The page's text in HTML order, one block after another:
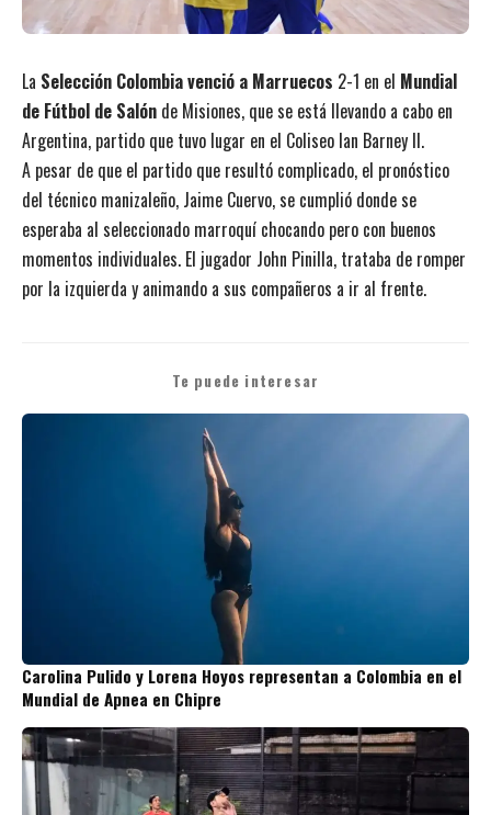
La Selección Colombia venció a Marruecos 2-1 en el Mundial
de Fútbol de Salón de Misiones, que se está llevando a cabo en
Argentina, partido que tuvo lugar en el Coliseo Ian Barney II.
A pesar de que el partido que resultó complicado, el pronóstico
del técnico manizaleño, Jaime Cuervo, se cumplió donde se
esperaba al seleccionado marroquí chocando pero con buenos
momentos individuales. El jugador John Pinilla, trataba de romper
por la izquierda y animando a sus compañeros a ir al frente.
Te puede interesar
Carolina Pulido y Lorena Hoyos representan a Colombia en el
Mundial de Apnea en Chipre